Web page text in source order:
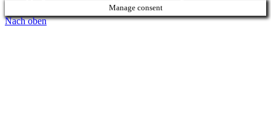
Manage consent
Nach oben